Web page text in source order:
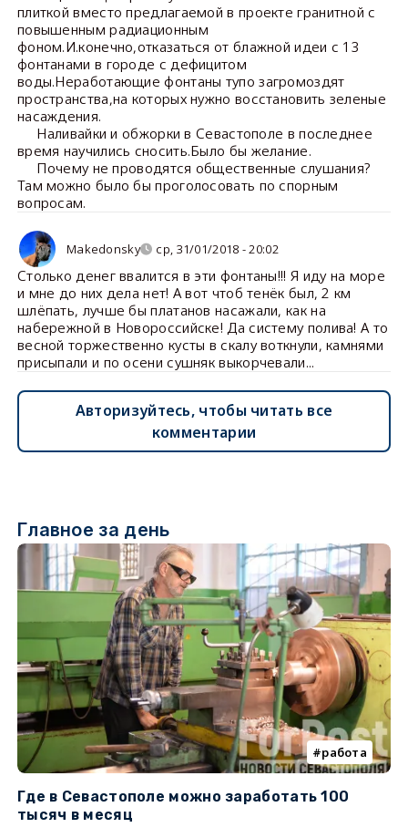
плиткой вместо предлагаемой в проекте гранитной с
повышенным радиационным
фоном.И.конечно,отказаться от блажной идеи с 13
фонтанами в городе с дефицитом
воды.Неработающие фонтаны тупо загромоздят
пространства,на которых нужно восстановить зеленые
насаждения.
Наливайки и обжорки в Севастополе в последнее
время научились сносить.Было бы желание.
Почему не проводятся общественные слушания?
Там можно было бы проголосовать по спорным
вопросам.
Makedonsky ср, 31/01/2018 - 20:02
Столько денег ввалится в эти фонтаны!!! Я иду на море
и мне до них дела нет! А вот чтоб тенёк был, 2 км
шлёпать, лучше бы платанов насажали, как на
набережной в Новороссийске! Да систему полива! А то
весной торжественно кусты в скалу воткнули, камнями
присыпали и по осени сушняк выкорчевали...
Авторизуйтесь, чтобы читать все
комментарии
Главное за день
работа
Где в Севастополе можно заработать 100
тысяч в месяц